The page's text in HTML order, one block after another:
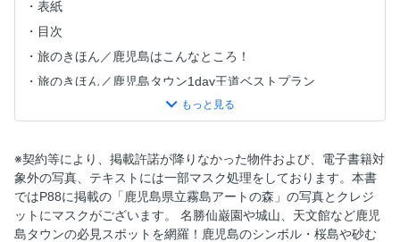
表紙
目次
旅のきほん／鹿児島はこんなところ！
旅のきほん／鹿児島タウン1day王道ベストプラン
旅のきほん／＋1dayで行くエリア別アレンジプラン
季節の花絶景
鹿児島タウン・桜島
鹿児島タウン・桜島／桜島
鹿児島タウン・桜島／桜島／サクラジマアイランドビュー
※契約等により、掲載許諾が降りなかった物件および、電子書籍対
象外の写真、テキストには一部マスク処理をしております。本書
ではP88に掲載の「鹿児島県立霧島アートの森」の写真とクレジ
ットにマスクがございます。 名勝仙巌園や城山、天文館など鹿児
島タウンの必見スポットを網羅！鹿児島のシンボル・桜島や砂む